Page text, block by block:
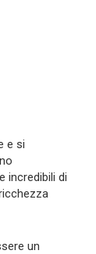
e si
incredibili di
un